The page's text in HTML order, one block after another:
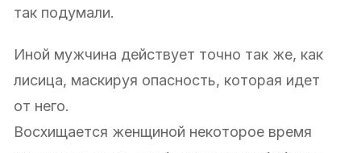
так подумали.
Иной мужчина действует точно так же, как
лисица, маскируя опасность, которая идет
от него.
Восхищается женщиной некоторое время